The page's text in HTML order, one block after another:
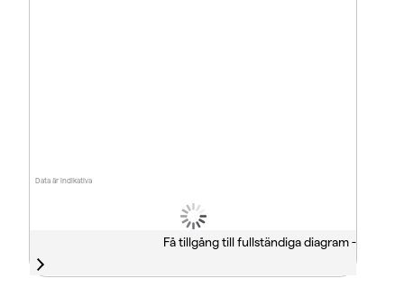
Data är indikativa
Få tillgång till fullständiga diagram -